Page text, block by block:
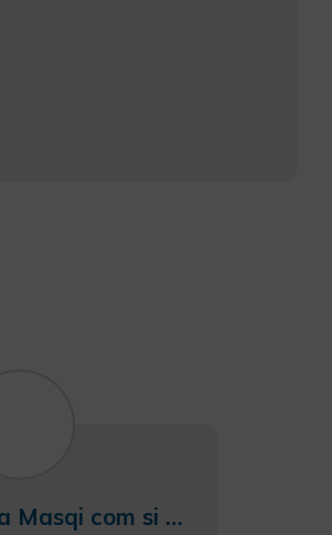
Passa un dia a Masqi com si fosses un hoste amb el nostre Masqiday